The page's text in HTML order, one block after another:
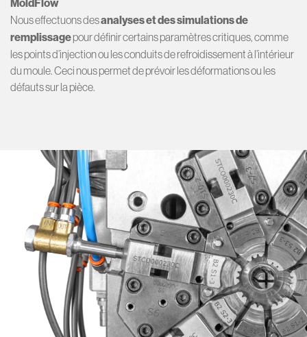
MoldFlow
Nous effectuons desanalyses et des simulations de
remplissagepour définir certains paramètres critiques, comme
les points d’injection ou les conduits de refroidissement à l’intérieur
du moule. Ceci nous permet de prévoir les déformations ou les
défauts sur la pièce.